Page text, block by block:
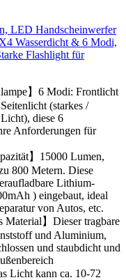
LED Handscheinwerfer
Wasserdicht & 6 Modi,
Flashlight für
】6 Modi: Frontlicht
(starkes /
diese 6
Anforderungen für
】15000 Lumen,
800 Metern. Diese
Lithium-
) eingebaut, ideal
von Autos, etc.
Material】Dieser tragbare
und Aluminium,
und staubdicht und
Licht kann ca. 10-72